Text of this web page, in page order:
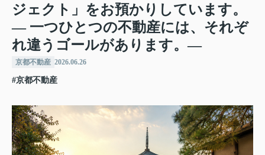
ジェクト」をお預かりしています。
― 一つひとつの不動産には、それぞ
れ違うゴールがあります。―
京都不動産 2026.06.26
#京都不動産